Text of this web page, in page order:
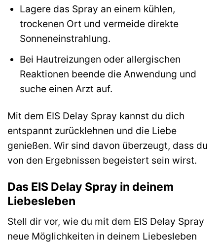
Lagere das Spray an einem kühlen,
trockenen Ort und vermeide direkte
Sonneneinstrahlung.
Bei Hautreizungen oder allergischen
Reaktionen beende die Anwendung und
suche einen Arzt auf.
Mit dem EIS Delay Spray kannst du dich
entspannt zurücklehnen und die Liebe
genießen. Wir sind davon überzeugt, dass du
von den Ergebnissen begeistert sein wirst.
Das EIS Delay Spray in deinem
Liebesleben
Stell dir vor, wie du mit dem EIS Delay Spray
neue Möglichkeiten in deinem Liebesleben